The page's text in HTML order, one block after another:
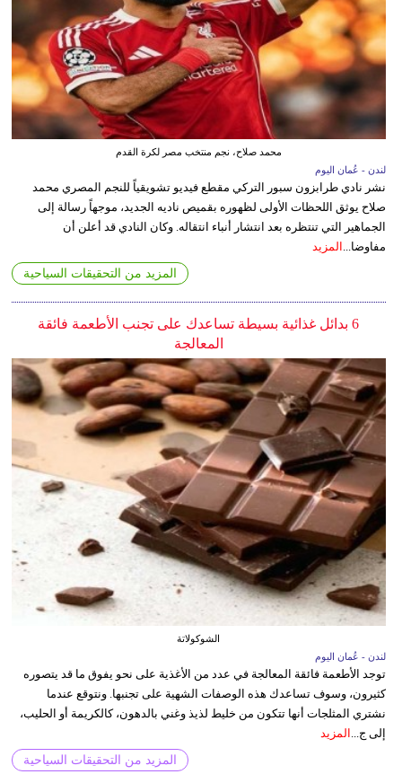
محمد صلاح، نجم منتخب مصر لكرة القدم
لندن - عُمان اليوم
نشر نادي طرابزون سبور التركي مقطع فيديو تشويقياً للنجم المصري محمد
صلاح يوثق اللحظات الأولى لظهوره بقميص ناديه الجديد، موجهاً رسالة إلى
الجماهير التي تنتظره بعد انتشار أنباء انتقاله. وكان النادي قد أعلن أن
مفاوضا... المزيد
المزيد من التحقيقات السياحية
6 بدائل غذائية بسيطة تساعدك على تجنب الأطعمة فائقة
المعالجة
الشوكولاتة
لندن - عُمان اليوم
توجد الأطعمة فائقة المعالجة في عدد من الأغذية على نحو يفوق ما قد يتصوره
كثيرون، وسوف تساعدك هذه الوصفات الشهية على تجنبها. ونتوقع عندما
نشتري المثلجات أنها تتكون من خليط لذيذ وغني بالدهون، كالكريمة أو الحليب،
إلى ج...
المزيد
المزيد من التحقيقات السياحية